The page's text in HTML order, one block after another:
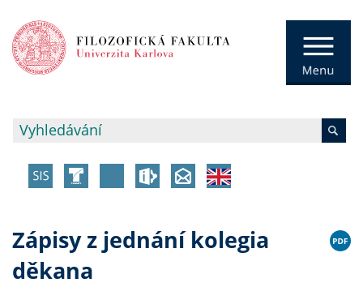
Zápisy z jednání kolegia
děkana